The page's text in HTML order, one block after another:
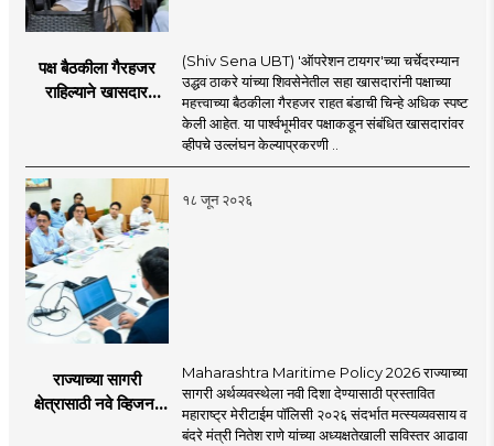
पक्ष बैठकीला गैरहजर
राहिल्याने खासदार
काय सांगतो?
(Shiv Sena UBT) 'ऑपरेशन टायगर'च्या चर्चेदरम्यान
उद्धव ठाकरे यांच्या शिवसेनेतील सहा खासदारांनी पक्षाच्या
महत्त्वाच्या बैठकीला गैरहजर राहत बंडाची चिन्हे अधिक स्पष्ट
केली आहेत. या पार्श्वभूमीवर पक्षाकडून संबंधित खासदारांवर
व्हीपचे उल्लंघन केल्याप्रकरणी ..
१८ जून २०२६
राज्याच्या सागरी
क्षेत्रासाठी नवे व्हिजन;
Maharashtra Maritime Policy 2026 राज्याच्या
सागरी अर्थव्यवस्थेला नवी दिशा देण्यासाठी प्रस्तावित
महाराष्ट्र मेरीटाईम पॉलिसी २०२६ संदर्भात मत्स्यव्यवसाय व
बंदरे मंत्री नितेश राणे यांच्या अध्यक्षतेखाली सविस्तर आढावा